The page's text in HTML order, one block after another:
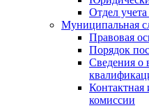
Отдел
Муниципальная
Правовая
Порядок
Сведения о
комиссии